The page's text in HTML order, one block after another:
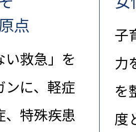
点
い救急」を
ンに、軽症
、特殊疾患
子
力
を
度